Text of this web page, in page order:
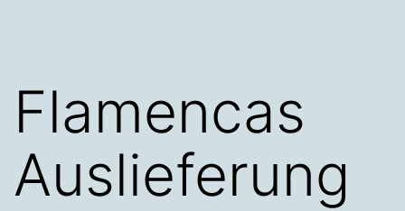
Flamencas
Auslieferung